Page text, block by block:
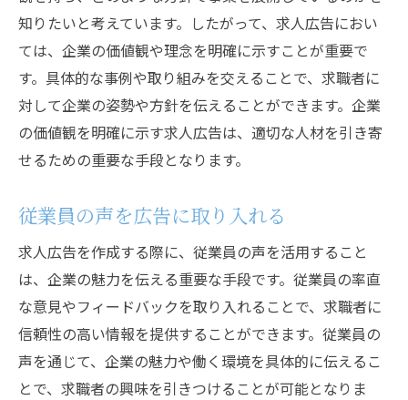
知りたいと考えています。したがって、求人広告におい
ては、企業の価値観や理念を明確に示すことが重要で
す。具体的な事例や取り組みを交えることで、求職者に
対して企業の姿勢や方針を伝えることができます。企業
の価値観を明確に示す求人広告は、適切な人材を引き寄
せるための重要な手段となります。
従業員の声を広告に取り入れる
求人広告を作成する際に、従業員の声を活用すること
は、企業の魅力を伝える重要な手段です。従業員の率直
な意見やフィードバックを取り入れることで、求職者に
信頼性の高い情報を提供することができます。従業員の
声を通じて、企業の魅力や働く環境を具体的に伝えるこ
とで、求職者の興味を引きつけることが可能となりま